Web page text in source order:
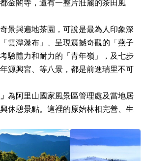
金閣寺，還有一整片壯麗的茶田風
景與遍地茶園，可說是最為人印象深
雲潭瀑布」、呈現震撼奇觀的「燕子
驗體力和耐力的「青年嶺」，及七步
源興宮、等八景，都是前進瑞里不可
為阿里山國家風景區管理處及當地居
休憩景點。這裡的原始林相完善、生